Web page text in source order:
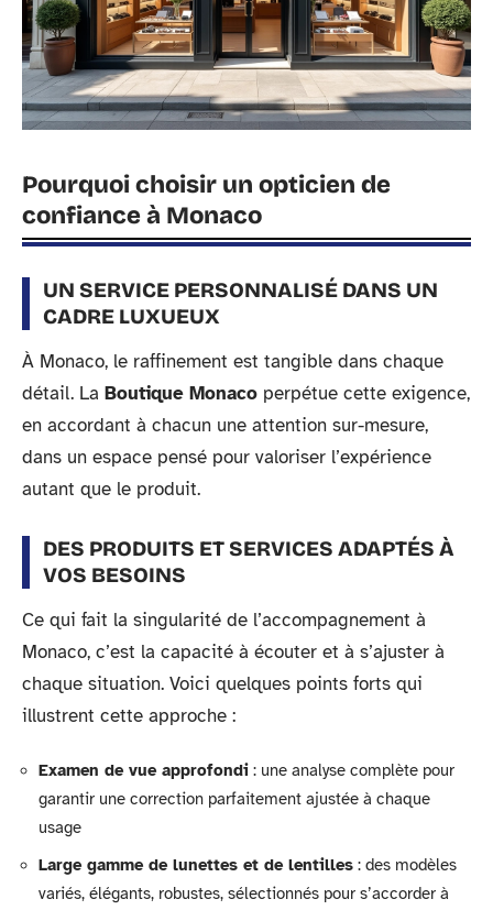
Pourquoi choisir un opticien de
confiance à Monaco
UN SERVICE PERSONNALISÉ DANS UN
CADRE LUXUEUX
À Monaco, le raffinement est tangible dans chaque
détail. La Boutique Monaco perpétue cette exigence,
en accordant à chacun une attention sur-mesure,
dans un espace pensé pour valoriser l’expérience
autant que le produit.
DES PRODUITS ET SERVICES ADAPTÉS À
VOS BESOINS
Ce qui fait la singularité de l’accompagnement à
Monaco, c’est la capacité à écouter et à s’ajuster à
chaque situation. Voici quelques points forts qui
illustrent cette approche :
Examen de vue approfondi : une analyse complète pour
garantir une correction parfaitement ajustée à chaque
usage
Large gamme de lunettes et de lentilles : des modèles
variés, élégants, robustes, sélectionnés pour s’accorder à